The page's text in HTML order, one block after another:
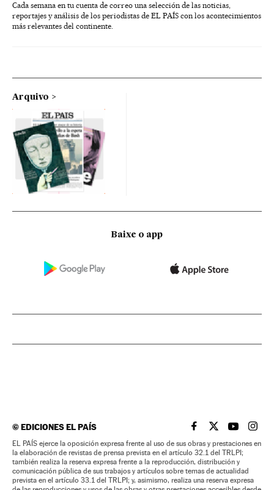
Cada semana en tu cuenta de correo una selección de las noticias,
reportajes y análisis de los periodistas de EL PAÍS con los acontecimientos
más relevantes del continente.
Arquivo
Baixe o app
©EDICIONES EL PAÍS EL PAÍS BRASIL EN
EL PAÍSEL PAÍS
EL
EL PAÍS ejerce la oposición expresa frente al uso de sus obras y prestaciones en
la elaboración de revistas de prensa prevista en el artículo 32.1 del TRLPI;
también realiza la reserva expresa frente a la reproducción, distribución y
comunicación pública de sus trabajos y artículos sobre temas de actualidad
prevista en el artículo 33.1 del TRLPI; y, asimismo, realiza una reserva expresa